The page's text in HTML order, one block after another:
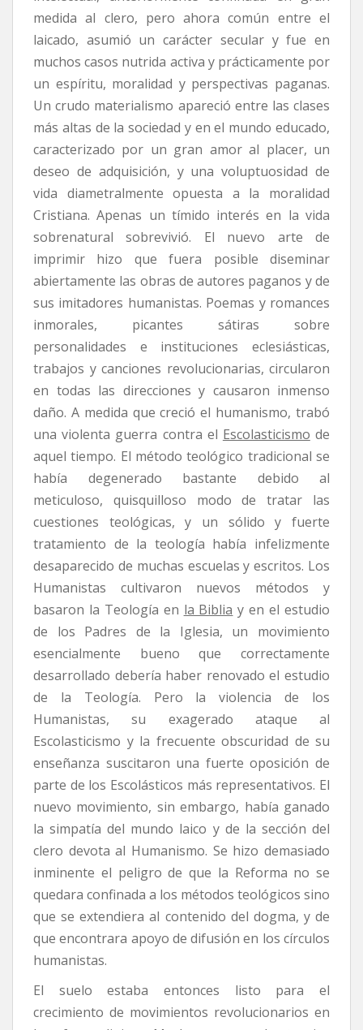
medida al clero, pero ahora común entre el
laicado, asumió un carácter secular y fue en
muchos casos nutrida activa y prácticamente por
un espíritu, moralidad y perspectivas paganas.
Un crudo materialismo apareció entre las clases
más altas de la sociedad y en el mundo educado,
caracterizado por un gran amor al placer, un
deseo de adquisición, y una voluptuosidad de
vida diametralmente opuesta a la moralidad
Cristiana. Apenas un tímido interés en la vida
sobrenatural sobrevivió. El nuevo arte de
imprimir hizo que fuera posible diseminar
abiertamente las obras de autores paganos y de
sus imitadores humanistas. Poemas y romances
inmorales, picantes sátiras sobre
personalidades e instituciones eclesiásticas,
trabajos y canciones revolucionarias, circularon
en todas las direcciones y causaron inmenso
daño. A medida que creció el humanismo, trabó
una violenta guerra contra el Escolasticismo de
aquel tiempo. El método teológico tradicional se
había degenerado bastante debido al
meticuloso, quisquilloso modo de tratar las
cuestiones teológicas, y un sólido y fuerte
tratamiento de la teología había infelizmente
desaparecido de muchas escuelas y escritos. Los
Humanistas cultivaron nuevos métodos y
basaron la Teología en la Biblia y en el estudio
de los Padres de la Iglesia, un movimiento
esencialmente bueno que correctamente
desarrollado debería haber renovado el estudio
de la Teología. Pero la violencia de los
Humanistas, su exagerado ataque al
Escolasticismo y la frecuente obscuridad de su
enseñanza suscitaron una fuerte oposición de
parte de los Escolásticos más representativos. El
nuevo movimiento, sin embargo, había ganado
la simpatía del mundo laico y de la sección del
clero devota al Humanismo. Se hizo demasiado
inminente el peligro de que la Reforma no se
quedara confinada a los métodos teológicos sino
que se extendiera al contenido del dogma, y de
que encontrara apoyo de difusión en los círculos
humanistas.
El suelo estaba entonces listo para el
crecimiento de movimientos revolucionarios en